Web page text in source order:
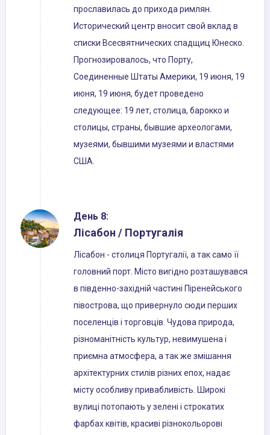
прославилась до прихода римлян.
Исторический центр вносит свой вклад в
списки Всесвятнических спадщиц Юнеско.
Прогнозировалось, что Порту,
Соединенные Штаты Америки, 19 июня, 19
июня, 19 июня, будет проведено
следующее: 19 лет, столица, барокко и
столицы, страны, бывшие археологами,
музеями, бывшими музеями и властями
США.
День 8:
Лісабон / Португалія
Лісабон - столиця Португалії, а так само її
головний порт. Місто вигідно розташувався
в південно-західній частині Піренейського
півострова, що привернуло сюди перших
поселенців і торговців. Чудова природа,
різноманітність культур, невимушена і
приємна атмосфера, а так же змішання
архітектурних стилів різних епох, надає
місту особливу привабливість. Широкі
вулиці потопають у зелені і строкатих
фарбах квітів, красиві різнокольорові